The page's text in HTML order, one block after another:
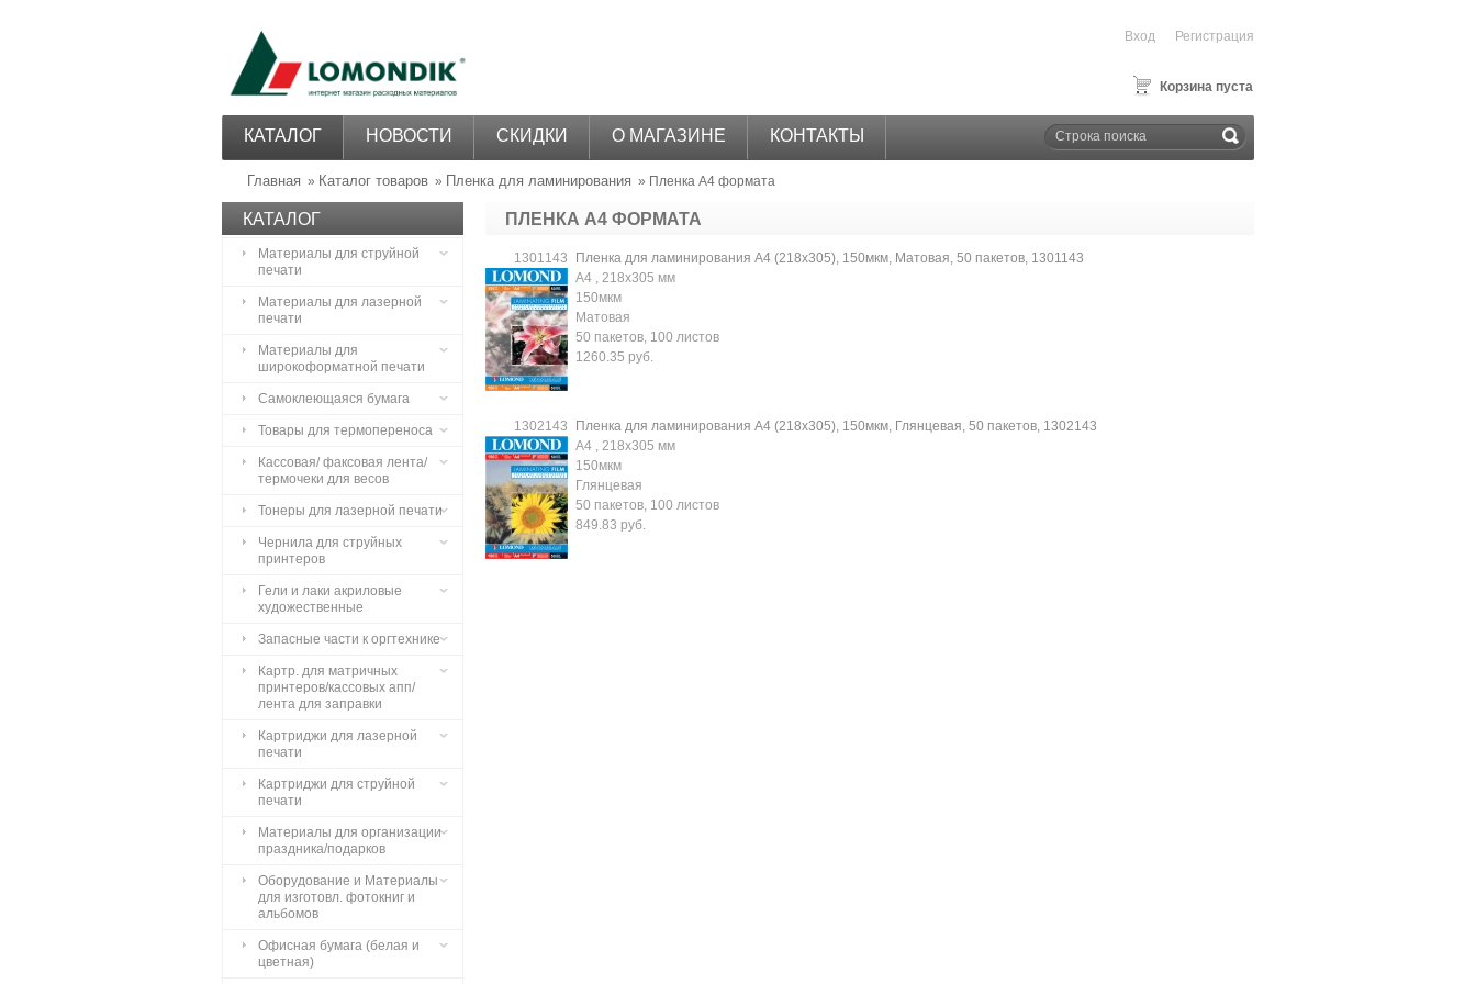
КАТАЛОГ НОВОСТИ СКИДКИ О МАГАЗИНЕ КОНТАКТЫ
Корзина пуста
Регистрация
Вход
Главная » Каталог товаров » Пленка для ламинирования » Пленка А4 формата
ПЛЕНКА А4 ФОРМАТА
1301143
Пленка для ламинирования A4 (218x305), 150мкм, Матовая, 50 пакетов, 1301143
A4 , 218x305 мм
150мкм
Матовая
50 пакетов, 100 листов
1260.35 руб.
1302143
Пленка для ламинирования A4 (218x305), 150мкм, Глянцевая, 50 пакетов, 1302143
A4 , 218x305 мм
150мкм
Глянцевая
50 пакетов, 100 листов
849.83 руб.
КАТАЛОГ
Материалы для струйной
печати
Материалы для лазерной
печати
Материалы для
широкоформатной печати
Самоклеющаяся бумага
Товары для термопереноса
Кассовая/ факсовая лента/
термочеки для весов
Тонеры для лазерной печати
Чернила для струйных
принтеров
Гели и лаки акриловые
художественные
Запасные части к оргтехнике
Картр. для матричных
принтеров/кассовых апп/
лента для заправки
Картриджи для лазерной
печати
Картриджи для струйной
печати
Материалы для организации
праздника/подарков
Оборудование и Материалы
для изготовл. фотокниг и
альбомов
Офисная бумага (белая и
цветная)